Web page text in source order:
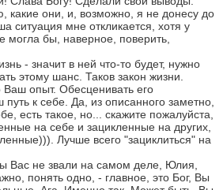
какие они, и, возможно, я не донесу до
ситуация мне откликается, хотя у
могла бы, наверное, поверить,
- значит в ней что-то будет, нужно
этому шанс. Таков закон жизни.
опыт. Обесценивать его
к себе. Да, из описанного заметно,
есть такое, но... скажите пожалуйста,
на себе и зацикленные на других,
Лучше всего "зациклиться" на
Вас не звали на самом деле, Юлия,
понять одно, - главное, это Бог, Вы